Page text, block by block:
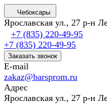
Чебоксары
Ярославская ул., 27 р-н
+7 (835) 220-49-95
+7 (835) 220-49-95
Заказать звонок
E-mail
zakaz@barsprom.ru
Адрес
Ярославская ул., 27 р-н